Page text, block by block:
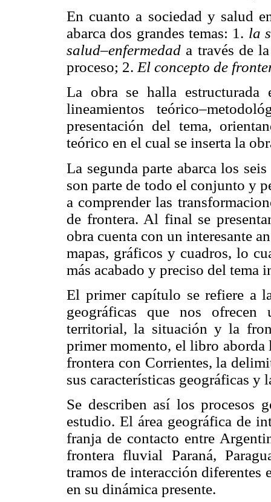
En cuanto a sociedad y salud
abarca dos grandes temas: 1. la
salud–enfermedad a través de
proceso; 2. El concepto de
La obra se halla
lineamientos
presentación del tema,
teórico en el cual se inserta la
La segunda parte abarca los
son parte de todo el conjunto y
a comprender las
de frontera. Al final se
obra cuenta con un interesante
mapas, gráficos y cuadros, lo
más acabado y preciso del tema
El primer capítulo se refiere a
geográficas que nos
territorial, la situación y la
primer momento, el libro
frontera con Corrientes, la
sus características geográficas y
Se describen así los procesos
estudio. El área geográfica de
franja de contacto entre
frontera fluvial Paraná,
tramos de interacción diferentes
en su dinámica presente.